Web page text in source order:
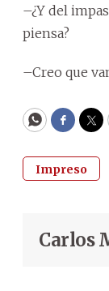
–¿Y del
piensa?
–Creo que
WhatsApp
Impreso
Carlos